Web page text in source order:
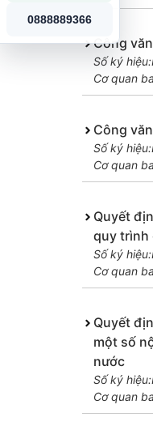
Công
Số ký hiệu:
Cơ quan
Công
Số ký hiệu:
Cơ quan
Quyết
quy trình
Số ký hiệu:
Cơ quan
Quyết
một số
nước
Số ký hiệu:
Cơ quan
0888889366